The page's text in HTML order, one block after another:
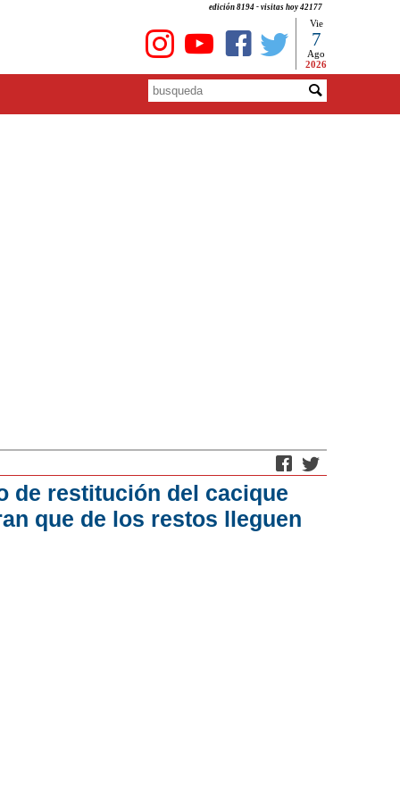
edición 8194 - visitas hoy 42177
Vie
7
Ago
2026
de restitución del cacique
que de los restos lleguen